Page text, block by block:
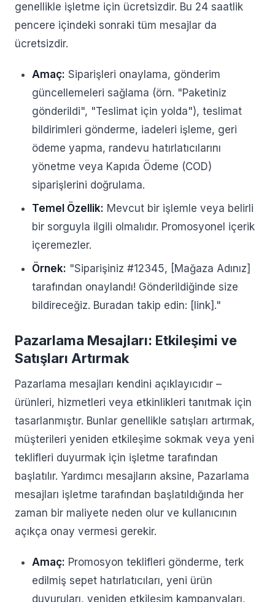
genellikle işletme için ücretsizdir. Bu 24 saatlik
pencere içindeki sonraki tüm mesajlar da
ücretsizdir.
Amaç: Siparişleri onaylama, gönderim
güncellemeleri sağlama (örn. "Paketiniz
gönderildi", "Teslimat için yolda"), teslimat
bildirimleri gönderme, iadeleri işleme, geri
ödeme yapma, randevu hatırlatıcılarını
yönetme veya Kapıda Ödeme (COD)
siparişlerini doğrulama.
Temel Özellik: Mevcut bir işlemle veya belirli
bir sorguyla ilgili olmalıdır. Promosyonel içerik
içeremezler.
Örnek: "Siparişiniz #12345, [Mağaza Adınız]
tarafından onaylandı! Gönderildiğinde size
bildireceğiz. Buradan takip edin: [link]."
Pazarlama Mesajları: Etkileşimi ve
Satışları Artırmak
Pazarlama mesajları kendini açıklayıcıdır –
ürünleri, hizmetleri veya etkinlikleri tanıtmak için
tasarlanmıştır. Bunlar genellikle satışları artırmak,
müşterileri yeniden etkileşime sokmak veya yeni
teklifleri duyurmak için işletme tarafından
başlatılır. Yardımcı mesajların aksine, Pazarlama
mesajları işletme tarafından başlatıldığında her
zaman bir maliyete neden olur ve kullanıcının
açıkça onay vermesi gerekir.
Amaç: Promosyon teklifleri gönderme, terk
edilmiş sepet hatırlatıcıları, yeni ürün
duyuruları, yeniden etkileşim kampanyaları,